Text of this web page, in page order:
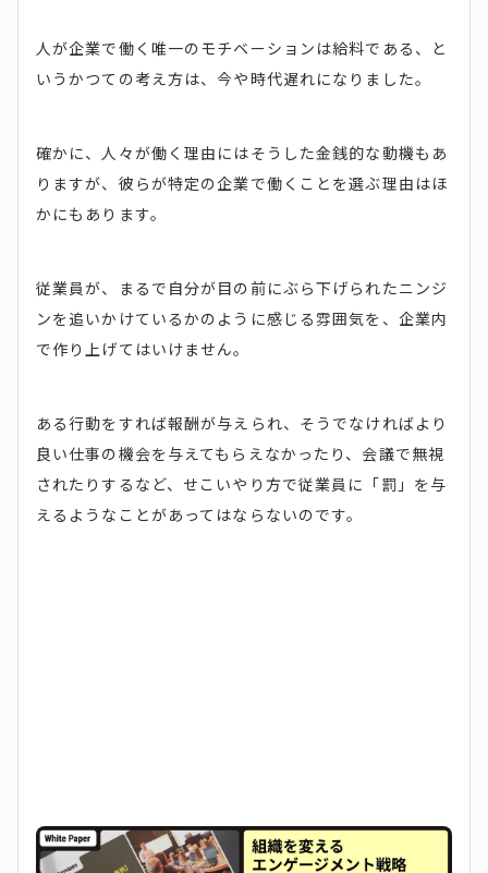
人が企業で働く唯一のモチベーションは給料である、と
いうかつての考え方は、今や時代遅れになりました。
確かに、人々が働く理由にはそうした金銭的な動機もあ
りますが、彼らが特定の企業で働くことを選ぶ理由はほ
かにもあります。
従業員が、まるで自分が目の前にぶら下げられたニンジ
ンを追いかけているかのように感じる雰囲気を、企業内
で作り上げてはいけません。
ある行動をすれば報酬が与えられ、そうでなければより
良い仕事の機会を与えてもらえなかったり、会議で無視
されたりするなど、せこいやり方で従業員に「罰」を与
えるようなことがあってはならないのです。